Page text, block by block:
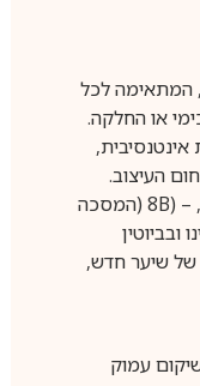
לכל
או החלקה.
העיצוב.
ויטמין חיוני המחזק את שורשי השיער, – (8B (המסכה
שיער חדש,
עמוק